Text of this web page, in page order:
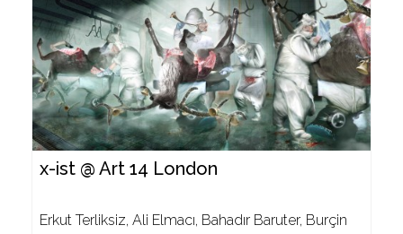
x-ist @ Art 14 London
Erkut Terliksiz, Ali Elmacı, Bahadır Baruter, Burçin